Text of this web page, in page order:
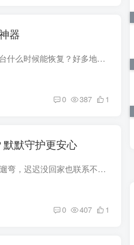
器
这段时间后台被同一条留言刷爆了：之前的大屏听歌神器 TG 音乐台什么时候能恢复？好多地区都打不开了，还有能用的版本吗？ 大家的需求我们一直记在心上。早前版本用的是在线源，配套的加速服务...
0 387 1
默默守护更安心
生活里总有些时刻，难免会为在意的人悬着一颗心：爸妈傍晚出门遛弯，迟迟没回家也联系不上；孩子放学独自回家，总担心路上贪玩绕路；和亲友约好碰面，隔几分钟就忍不住问一句 “到哪了”。反复...
0 407 1